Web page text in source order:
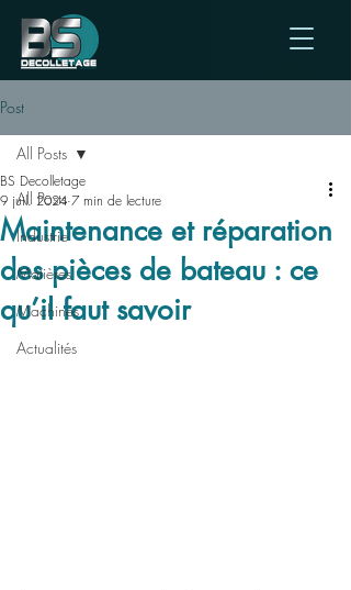
Post
All Posts
Industrie
Matières
Machines
Actualités
All Posts
Maintenance et réparation
des pièces de bateau : ce
qu’il faut savoir
BS Decolletage
9 juil. 2024 7 min de lecture